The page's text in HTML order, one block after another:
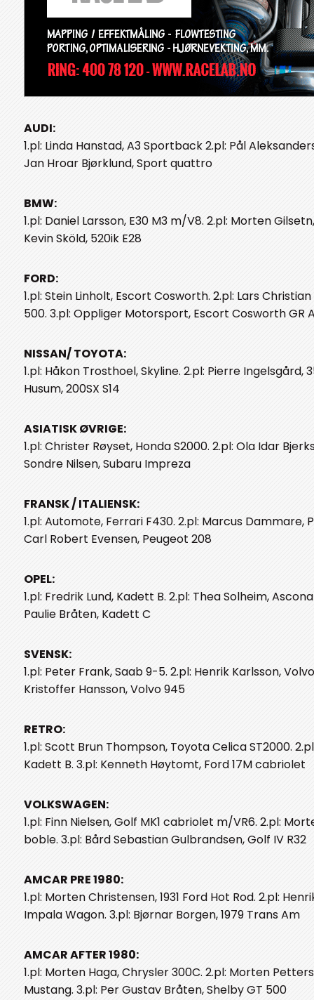
AUDI:
1.pl: Linda Hanstad, A3 Sportback 2.pl: Pål
Jan Hroar Bjørklund, Sport quattro
BMW:
1.pl: Daniel Larsson, E30 M3 m/V8. 2.pl: Morten
Kevin Sköld, 520ik E28
FORD:
1.pl: Stein Linholt, Escort Cosworth. 2.pl: Lars Christian
500. 3.pl: Oppliger Motorsport, Escort Cosworth GR
NISSAN/ TOYOTA:
1.pl: Håkon Trosthoel, Skyline. 2.pl: Pierre Ingelsgård,
Husum, 200SX S14
ASIATISK ØVRIGE:
1.pl: Christer Røyset, Honda S2000. 2.pl: Ola Idar
Sondre Nilsen, Subaru Impreza
FRANSK / ITALIENSK:
1.pl: Automote, Ferrari F430. 2.pl: Marcus Dammare,
Carl Robert Evensen, Peugeot 208
OPEL:
1.pl: Fredrik Lund, Kadett B. 2.pl: Thea Solheim,
Paulie Bråten, Kadett C
SVENSK:
1.pl: Peter Frank, Saab 9-5. 2.pl: Henrik Karlsson,
Kristoffer Hansson, Volvo 945
RETRO:
1.pl: Scott Brun Thompson, Toyota Celica ST2000.
Kadett B. 3.pl: Kenneth Høytomt, Ford 17M cabriolet
VOLKSWAGEN:
1.pl: Finn Nielsen, Golf MK1 cabriolet m/VR6. 2.pl:
boble. 3.pl: Bård Sebastian Gulbrandsen, Golf IV R32
AMCAR PRE 1980:
1.pl: Morten Christensen, 1931 Ford Hot Rod. 2.pl:
Impala Wagon. 3.pl: Bjørnar Borgen, 1979 Trans Am
AMCAR AFTER 1980:
1.pl: Morten Haga, Chrysler 300C. 2.pl: Morten
Mustang. 3.pl: Per Gustav Bråten, Shelby GT 500